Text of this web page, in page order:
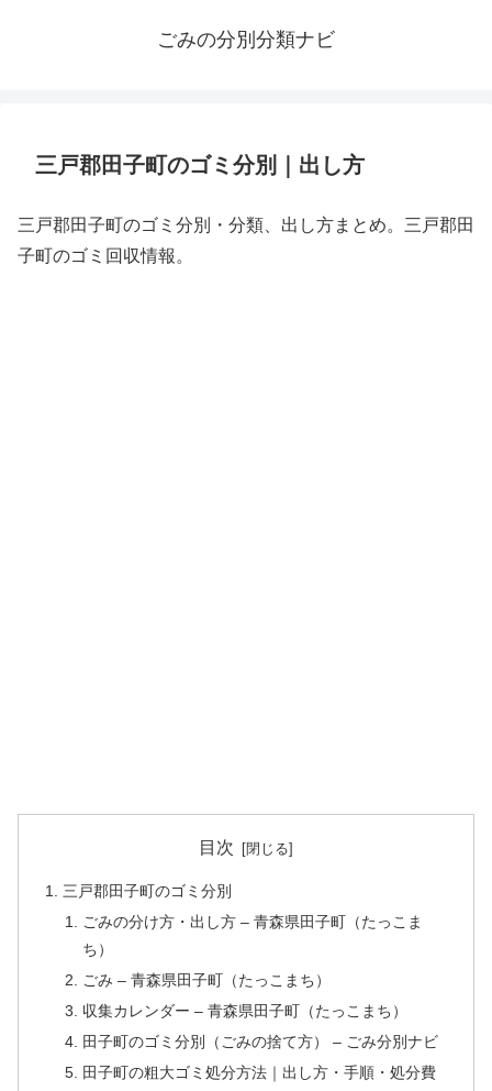
ごみの分別分類ナビ
三戸郡田子町のゴミ分別｜出し方
三戸郡田子町のゴミ分別・分類、出し方まとめ。三戸郡田
子町のゴミ回収情報。
目次
三戸郡田子町のゴミ分別
ごみの分け方・出し方 – 青森県田子町（たっこま
ち）
ごみ – 青森県田子町（たっこまち）
収集カレンダー – 青森県田子町（たっこまち）
田子町のゴミ分別（ごみの捨て方） – ごみ分別ナビ
田子町の粗大ゴミ処分方法｜出し方・手順・処分費